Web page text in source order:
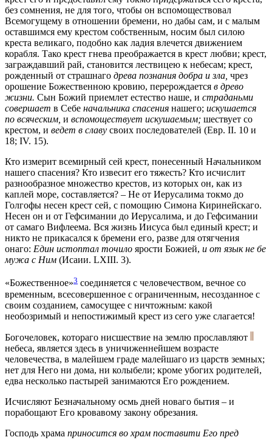
без сомнения, не для того, чтобы он вспомоществовал
Всемогущему в отношении бремени, но дабы сам, и с малым
оставшимся ему крестом собственным, носим был силою
креста великаго, подобно как ладия влечется движением
корабля. Тако крест гнева преображается в крест любви; крест,
заграждавший рай, становится лествицею к небесам; крест,
рожденный от страшнаго древа познания добра и зла, чрез
орошение Божественною кровию, перерождается в древо
жизни. Сын Божий приемлет естество наше, и страданьми
совершает в Себе начальника спасения нашего; искушается
по всяческим, и вспомоществует искушаемым; шествует со
крестом, и ведет в славу своих последователей (Евр. II. 10 и
18; IV. 15).
Кто измерит всемирный сей крест, понесенный Начальником
нашего спасения? Кто извесит его тяжесть? Кто исчислит
разнообразное множество крестов, из которых он, как из
каплей море, составляется? – Не от Иерусалима токмо до
Голгофы несен крест сей, с помощию Симона Киринейскаго.
Несен он и от Гефсимании до Иерусалима, и до Гефсимании
от самаго Вифлеема. Вся жизнь Иисуса был единый крест; и
никто не прикасался к бремени его, разве для отягчения
онаго: Един истоптал точило ярости Божией, и от язык не бе
мужа с Ним (Исаии. LXIII. 3).
«Божественное»3 соединяется с человечеством, вечное со
временным, всесовершенное с ограниченным, несозданное с
своим созданием, самосущее с ничтожным: какой
необозримый и непостижимый крест из сего уже слагается!
Богочеловек, котораго нисшествие на землю прославляют
небеса, является здесь в уничиженнейшем возрасте
человечества, в малейшем граде малейшаго из царств земных;
нет для Него ни дома, ни колыбели; кроме убогих родителей,
едва несколько пастырей занимаются Его рождением.
Исчисляют Безначальному осмь дней новаго бытия – и
порабощают Его кровавому закону обрезания.
Господь храма приносится во храм поставити Его пред